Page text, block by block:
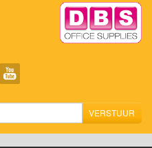
VERSTUUR